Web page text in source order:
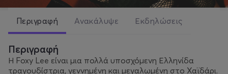
Περιγραφή Ανακάλυψε Εκδηλώσεις
Περιγραφή
Η Foxy Lee είναι μια πολλά υποσχόμενη Ελληνίδα
τραγουδίστρια, γεννημένη και μεγαλωμένη στο Χαϊδάρι.